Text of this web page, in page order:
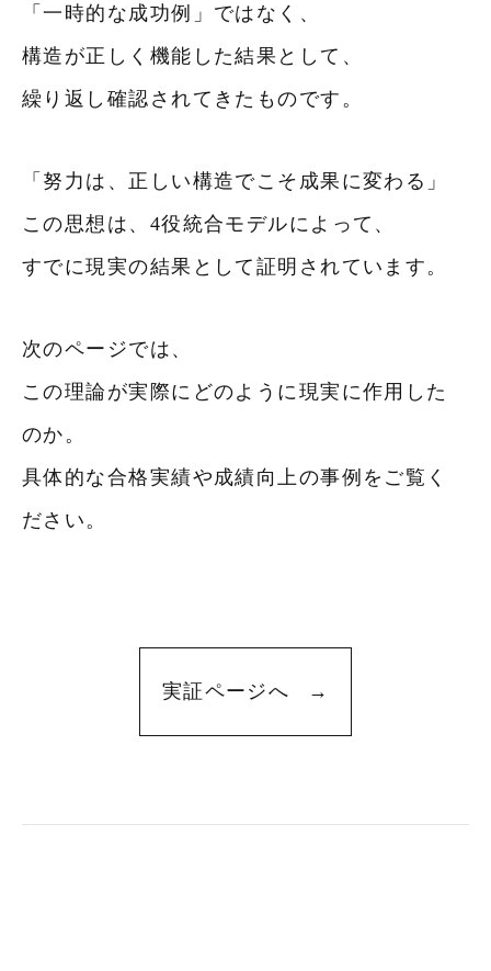
「一時的な成功例」ではなく、
構造が正しく機能した結果として、
繰り返し確認されてきたものです。
「努力は、正しい構造でこそ成果に変わる」
この思想は、4役統合モデルによって、
すでに現実の結果として証明されています。
次のページでは、
この理論が実際にどのように現実に作用した
のか。
具体的な合格実績や成績向上の事例をご覧く
ださい。
実証ページへ →